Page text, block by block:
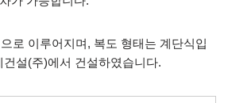
로 이루어지며, 복도 형태는 계단식입
설(주)에서 건설하였습니다.